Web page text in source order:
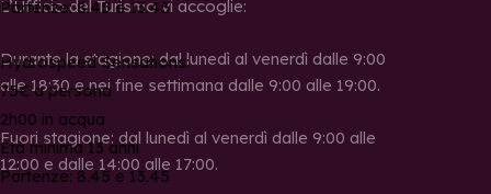
Partenze: 8.45 e 13.45
Hydrospeed Sensations:
75€ a persona
2h00 in acqua
Età minima 13 anni
Partenze: 8.45 e 13.45
L’Ufficio del Turismo vi accoglie:
Durante la stagione: dal lunedì al venerdì dalle 9:00
alle 18:30 e nei fine settimana dalle 9:00 alle 19:00.
Fuori stagione: dal lunedì al venerdì dalle 9:00 alle
12:00 e dalle 14:00 alle 17:00.